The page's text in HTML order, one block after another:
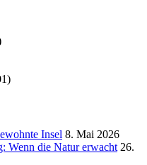
Insel 8. Mai 2026
Wenn die Natur erwacht 26.